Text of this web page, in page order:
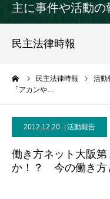
主に事件や活動
民主法律時報
民主法律時報 活動
「アカンや…
2012.12.20 活動報告
働き方ネット大阪
か！？ 今の働き方